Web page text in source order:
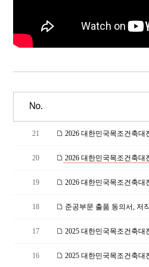
No.
21 2026 대한민국목조건축대
20 2026 대한민국목조건축대
19 2026 대한민국목조건축
18 준공부문 출품 동의서, 저
17 2025 대한민국목조건축대
16 2025 대한민국목조건축대